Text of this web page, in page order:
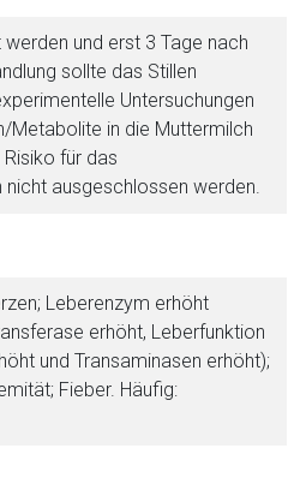
und erst 3 Tage nach
sollte das Stillen
Untersuchungen
Metabolite in die Muttermilch
für das
ausgeschlossen werden.
Leberenzym erhöht
erhöht, Leberfunktion
und Transaminasen erhöht);
Fieber. Häufig: